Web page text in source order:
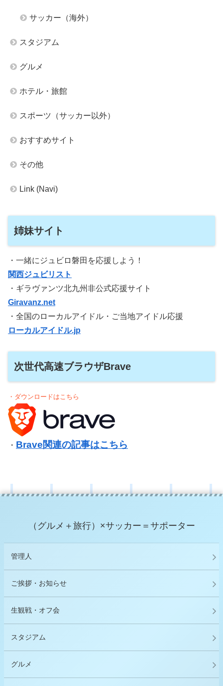
サッカー（海外）
スタジアム
グルメ
ホテル・旅館
スポーツ（サッカー以外）
おすすめサイト
その他
Link (Navi)
姉妹サイト
・一緒にジュビロ磐田を応援しよう！
関西ジュビリスト
・ギラヴァンツ北九州非公式応援サイト
Giravanz.net
・全国のローカルアイドル・ご当地アイドル応援
ローカルアイドル.jp
次世代高速ブラウザBrave
・ダウンロードはこちら
・ Brave関連の記事はこちら
（グルメ＋旅行）×サッカー＝サポーター
管理人
ご挨拶・お知らせ
生観戦・オフ会
スタジアム
グルメ